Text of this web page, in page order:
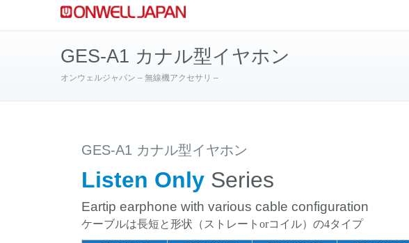
GES-A1 カナル型イヤホン
オンウェルジャパン – 無線機アクセサリ –
GES-A1 カナル型イヤホン
Listen Only Series
Eartip earphone with various cable configuration
ケーブルは長短と形状（ストレートorコイル）の4タイプ